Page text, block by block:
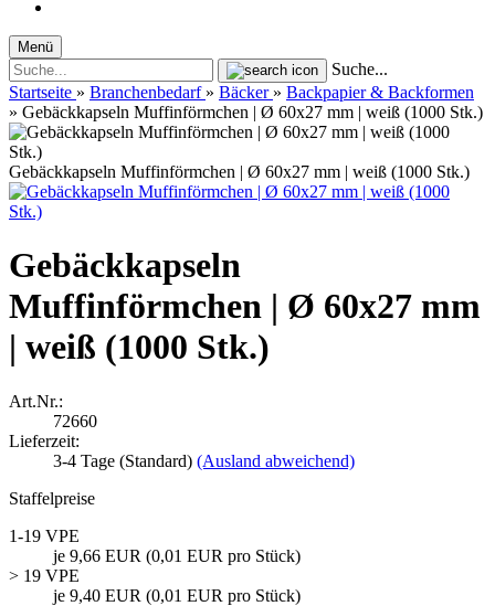
Menü
Suche...
Startseite » Branchenbedarf » Bäcker » Backpapier & Backformen
» Gebäckkapseln Muffinförmchen | Ø 60x27 mm | weiß (1000 Stk.)
Gebäckkapseln Muffinförmchen | Ø 60x27 mm | weiß (1000 Stk.)
Gebäckkapseln
Muffinförmchen | Ø 60x27 mm
| weiß (1000 Stk.)
Art.Nr.:
72660
Lieferzeit:
3-4 Tage (Standard) (Ausland abweichend)
Staffelpreise
1-19 VPE
je 9,66 EUR (0,01 EUR pro Stück)
> 19 VPE
je 9,40 EUR (0,01 EUR pro Stück)